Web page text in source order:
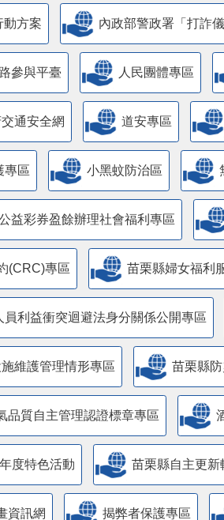
動方案 內政部警政署「打詐儀
參與平臺 人民團體專區
通安全網 道安專區
專區 小黑蚊防治區
益彩券盈餘辦理社會福利專區
(CRC)專區 苗栗縣婦女福利
員利益衝突迴避法身分關係公開專區
維護管理情形專區 苗栗縣
品質自主管理認證標章專區
度特色活動 苗栗縣自主更新
資訊網 揭弊者保護專區